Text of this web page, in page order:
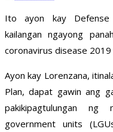
Ito ayon kay Defense
kailangan ngayong
coronavirus disease 2019
Ayon kay Lorenzana,
Plan, dapat gawin ang
pakikipagtulungan
government units